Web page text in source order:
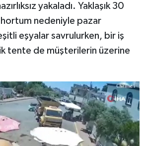
yakaladı. Yaklaşık 30
nedeniyle pazar
eşyalar savrulurken, bir iş
tente de müşterilerin üzerine